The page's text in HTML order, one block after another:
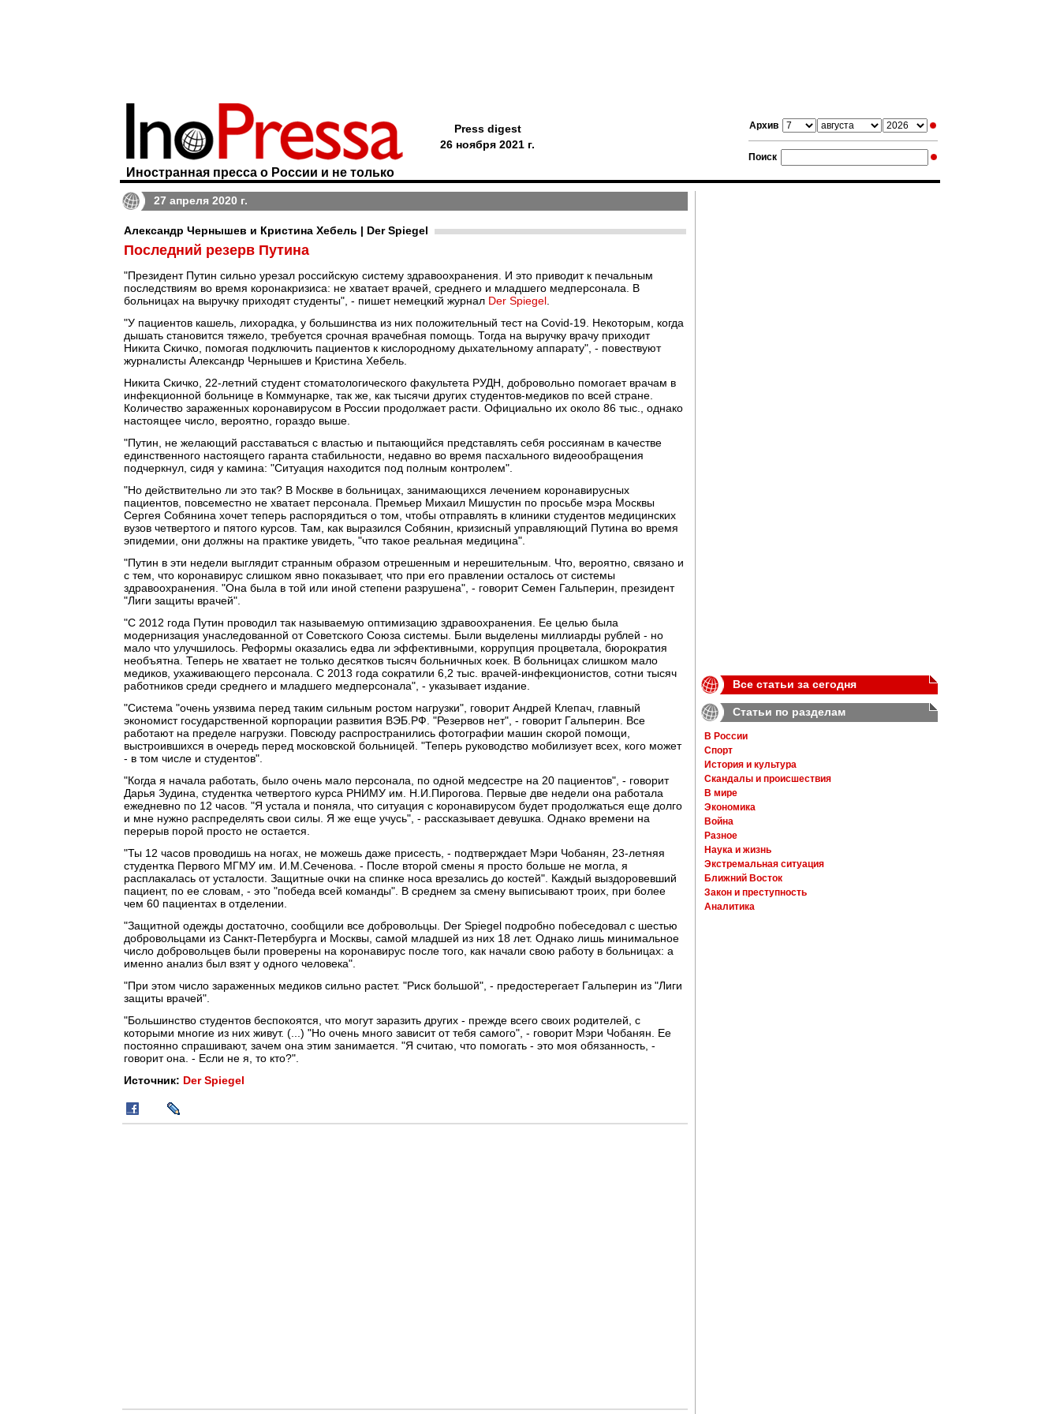
Архив
Поиск
Иностранная пресса о России и не только
Press digest
26 ноября 2021 г.
27 апреля 2020 г.
Александр Чернышев и Кристина Хебель | Der Spiegel
Последний резерв Путина
"Президент Путин сильно урезал российскую систему здравоохранения. И это приводит к печальным
последствиям во время коронакризиса: не хватает врачей, среднего и младшего медперсонала. В
больницах на выручку приходят студенты", - пишет немецкий журнал Der Spiegel
"У пациентов кашель, лихорадка, у большинства из них положительный тест на Covid-19. Некоторым, когда
дышать становится тяжело, требуется срочная врачебная помощь. Тогда на выручку врачу приходит
Никита Скичко, помогая подключить пациентов к кислородному дыхательному аппарату", - повествуют
журналисты Александр Чернышев и Кристина Хебель.
Никита Скичко, 22-летний студент стоматологического факультета РУДН, добровольно помогает врачам в
инфекционной больнице в Коммунарке, так же, как тысячи других студентов-медиков по всей стране.
Количество зараженных коронавирусом в России продолжает расти. Официально их около 86 тыс., однако
настоящее число, вероятно, гораздо выше.
"Путин, не желающий расставаться с властью и пытающийся представлять себя россиянам в качестве
единственного настоящего гаранта стабильности, недавно во время пасхального видеообращения
подчеркнул, сидя у камина: "Ситуация находится под полным контролем".
"Но действительно ли это так? В Москве в больницах, занимающихся лечением коронавирусных
пациентов, повсеместно не хватает персонала. Премьер Михаил Мишустин по просьбе мэра Москвы
Сергея Собянина хочет теперь распорядиться о том, чтобы отправлять в клиники студентов медицинских
вузов четвертого и пятого курсов. Там, как выразился Собянин, кризисный управляющий Путина во время
эпидемии, они должны на практике увидеть, "что такое реальная медицина".
"Путин в эти недели выглядит странным образом отрешенным и нерешительным. Что, вероятно, связано и
с тем, что коронавирус слишком явно показывает, что при его правлении осталось от системы
здравоохранения. "Она была в той или иной степени разрушена", - говорит Семен Гальперин, президент
"Лиги защиты врачей".
"С 2012 года Путин проводил так называемую оптимизацию здравоохранения. Ее целью была
модернизация унаследованной от Советского Союза системы. Были выделены миллиарды рублей - но
мало что улучшилось. Реформы оказались едва ли эффективными, коррупция процветала, бюрократия
необъятна. Теперь не хватает не только десятков тысяч больничных коек. В больницах слишком мало
медиков, ухаживающего персонала. С 2013 года сократили 6,2 тыс. врачей-инфекционистов, сотни тысяч
работников среди среднего и младшего медперсонала", - указывает издание.
"Система "очень уязвима перед таким сильным ростом нагрузки", говорит Андрей Клепач, главный
экономист государственной корпорации развития ВЭБ.РФ. "Резервов нет", - говорит Гальперин. Все
работают на пределе нагрузки. Повсюду распространились фотографии машин скорой помощи,
выстроившихся в очередь перед московской больницей. "Теперь руководство мобилизует всех, кого может
- в том числе и студентов".
"Когда я начала работать, было очень мало персонала, по одной медсестре на 20 пациентов", - говорит
Дарья Зудина, студентка четвертого курса РНИМУ им. Н.И.Пирогова. Первые две недели она работала
ежедневно по 12 часов. "Я устала и поняла, что ситуация с коронавирусом будет продолжаться еще долго
и мне нужно распределять свои силы. Я же еще учусь", - рассказывает девушка. Однако времени на
перерыв порой просто не остается.
"Ты 12 часов проводишь на ногах, не можешь даже присесть, - подтверждает Мэри Чобанян, 23-летняя
студентка Первого МГМУ им. И.М.Сеченова. - После второй смены я просто больше не могла, я
расплакалась от усталости. Защитные очки на спинке носа врезались до костей". Каждый выздоровевший
пациент, по ее словам, - это "победа всей команды". В среднем за смену выписывают троих, при более
чем 60 пациентах в отделении.
"Защитной одежды достаточно, сообщили все добровольцы. Der Spiegel подробно побеседовал с шестью
добровольцами из Санкт-Петербурга и Москвы, самой младшей из них 18 лет. Однако лишь минимальное
число добровольцев были проверены на коронавирус после того, как начали свою работу в больницах: а
именно анализ был взят у одного человека".
"При этом число зараженных медиков сильно растет. "Риск большой", - предостерегает Гальперин из "Лиги
защиты врачей".
"Большинство студентов беспокоятся, что могут заразить других - прежде всего своих родителей, с
которыми многие из них живут. (...) "Но очень много зависит от тебя самого", - говорит Мэри Чобанян. Ее
постоянно спрашивают, зачем она этим занимается. "Я считаю, что помогать - это моя обязанность, -
говорит она. - Если не я, то кто?".
Источник: Der Spiegel
Все статьи за сегодня
Статьи по разделам
В России
Спорт
История и культура
Скандалы и происшествия
В мире
Экономика
Война
Разное
Наука и жизнь
Экстремальная ситуация
Ближний Восток
Закон и преступность
Аналитика